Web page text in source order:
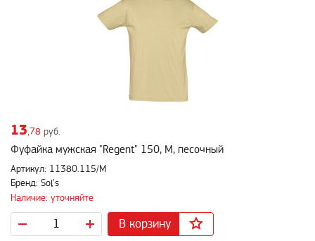
13,78 руб.
Фуфайка мужская "Regent" 150, M, песочный
Артикул: 11380.115/M
Бренд: Sol's
Наличие: уточняйте
В корзину